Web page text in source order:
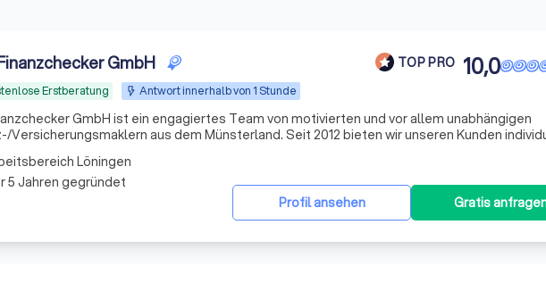
GmbH TOP PRO
Erstberatung Antwort innerhalb von 1 Stunde
10,0
GmbH ist ein engagiertes Team von motivierten und vor allem unabhängigen
Versicherungsmaklern aus dem Münsterland. Seit 2012 bieten wir unseren Kunden
Produkte an, wobei wir den Fokus auf Transparenz und Verständlichkeit setzen.
Profil ansehen
Gratis
Löningen
5 Jahren gegründet